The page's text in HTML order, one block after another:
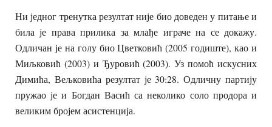
Ни једног тренутка резултат није био доведен у питање и
била је права прилика за млађе играче на се докажу.
Одличан је на голу био Цветковић (2005 годиште), као и
Миљковић (2003) и Ђуровић (2003). Уз помоћ искусних
Димића, Вељковића резултат је 30:28. Одличну партију
пружао је и Богдан Васић са неколико соло продора и
великим бројем асистенција.